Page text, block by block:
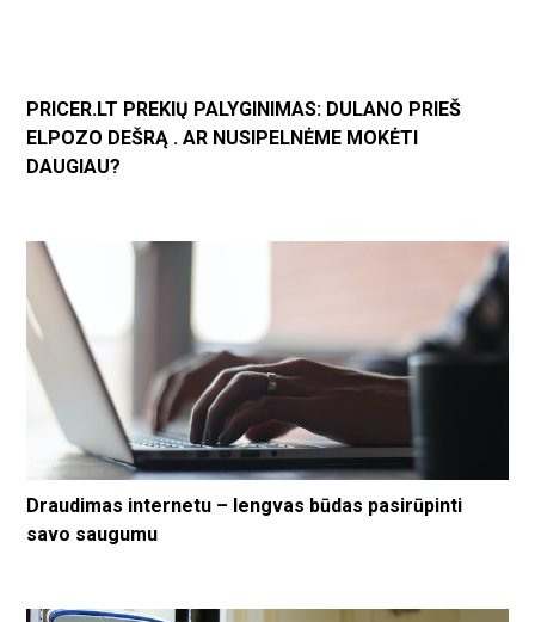
PRICER.LT PREKIŲ PALYGINIMAS: DULANO PRIEŠ
ELPOZO DEŠRĄ . AR NUSIPELNĖME MOKĖTI
DAUGIAU?
Draudimas internetu – lengvas būdas pasirūpinti
savo saugumu